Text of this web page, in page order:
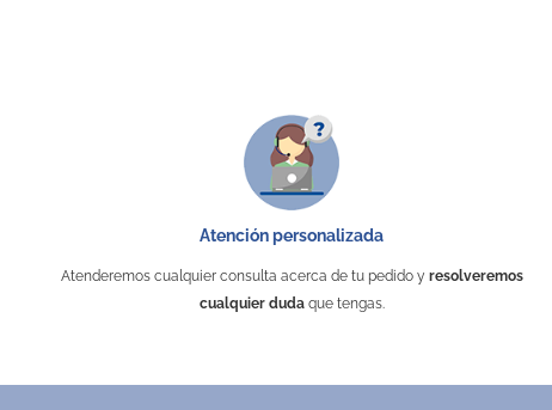
Atención personalizada
Atenderemos cualquier consulta acerca de tu pedido y resolveremos
cualquier dudaque tengas.